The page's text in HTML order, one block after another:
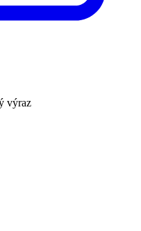
výraz